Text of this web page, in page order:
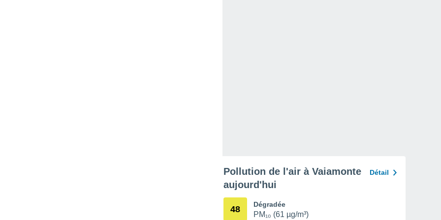
Pollution de l'air à Vaiamonte
aujourd'hui
Détail
48 Dégradée
PM₁₀ (61 µg/m³)